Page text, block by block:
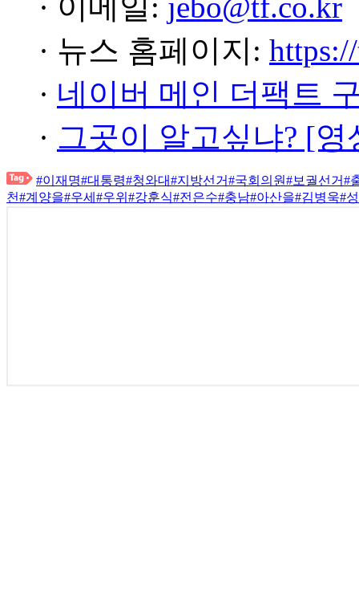
· 뉴스 홈페이지:
· 네이버 메인 더팩트
· 그곳이 알고싶냐? [
#이재명#대통령#청와대#지방선거#국회의원#보궐선거#
천#계양을#우세 #우위 #강훈식#전은수#충남#아산을#김병욱#